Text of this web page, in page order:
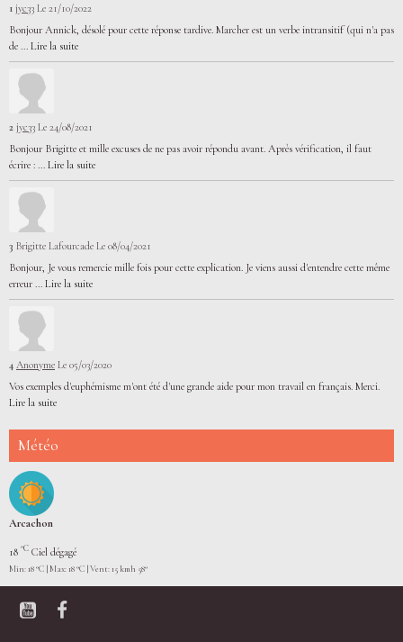
1 jyc33 Le 21/10/2022
Bonjour Annick, désolé pour cette réponse tardive. Marcher est un verbe intransitif (qui n'a pas
de ... Lire la suite
2 jyc33 Le 24/08/2021
Bonjour Brigitte et mille excuses de ne pas avoir répondu avant. Après vérification, il faut
écrire : ... Lire la suite
3 Brigitte Lafourcade Le 08/04/2021
Bonjour, Je vous remercie mille fois pour cette explication. Je viens aussi d'entendre cette même
erreur ... Lire la suite
4 Anonyme Le 05/03/2020
Vos exemples d'euphémisme m'ont été d'une grande aide pour mon travail en français. Merci.
Lire la suite
Météo
Arcachon
18 °C Ciel dégagé
Min: 18 °C | Max: 18 °C | Vent: 15 kmh 58°